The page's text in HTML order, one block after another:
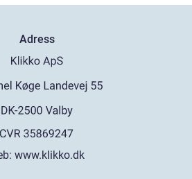
Adress
www.klikko.dk